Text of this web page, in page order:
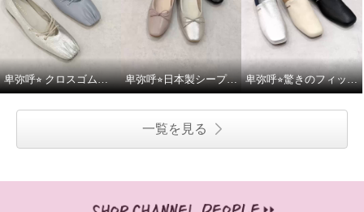
卑弥呼⭐︎ クロスゴムフラットパンプスをご紹介いたします。 卑弥呼⭐︎日本製シープレザー4cmヒールバレエパンプスをご紹介いたします。 卑弥呼⭐︎驚きのフィット感シープストレッチレザースッと履けるパンプスをご紹介いたします。
一覧を見る